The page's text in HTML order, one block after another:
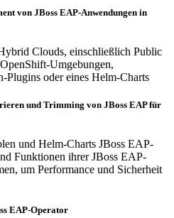
von JBoss EAP-Anwendungen in
Clouds, einschließlich Public
Umgebungen,
Plugins oder eines Helm-Charts
und Trimming von JBoss EAP für
und Helm-Charts JBoss EAP-
Funktionen ihrer JBoss EAP-
um Performance und Sicherheit
EAP-Operator